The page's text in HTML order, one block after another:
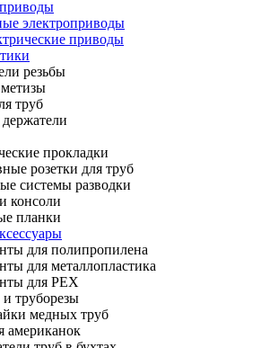
электроприводы
приводы
резьбы
труб
прокладки
розетки для труб
системы разводки
консоли
планки
для полипропилена
для металлопластика
для PEX
труборезы
медных труб
американок